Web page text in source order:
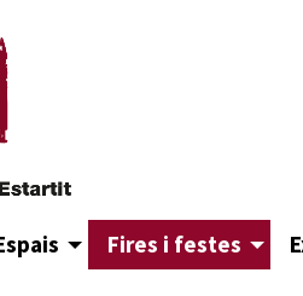
Fires i festes